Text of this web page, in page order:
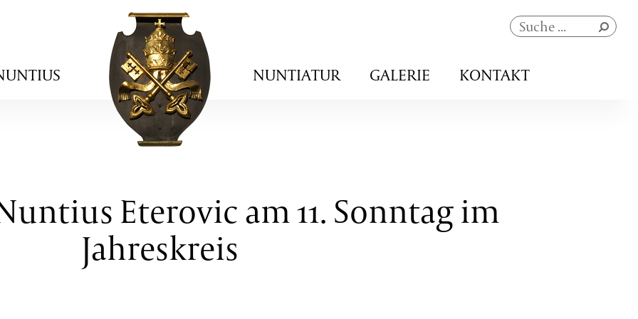
Navigation
überspringen
NUNTIATUR GALERIE KONTAKT
Eterovic am 11. Sonntag im
Jahreskreis